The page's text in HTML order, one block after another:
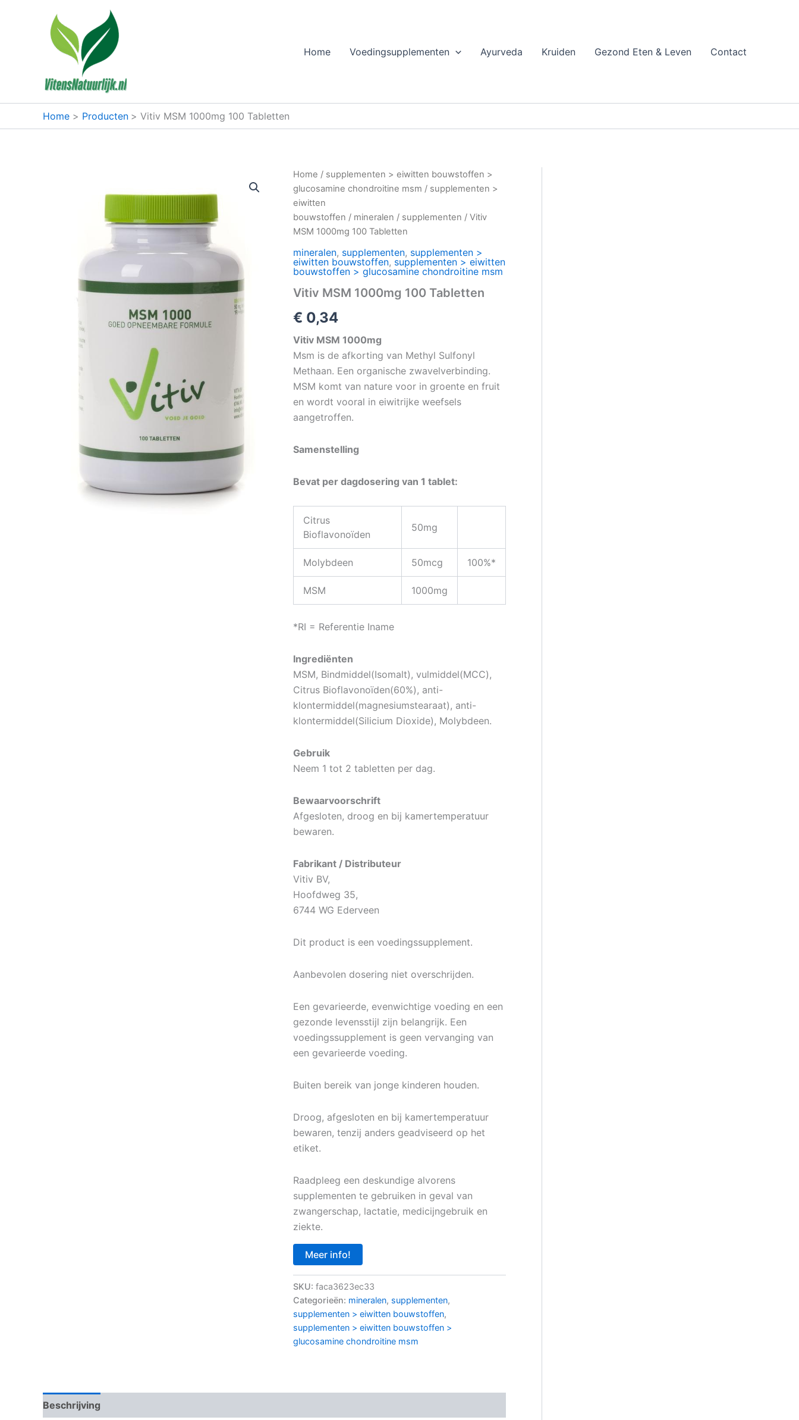
Home Voedingsupplementen Ayurveda Kruiden Gezond Eten & Leven Contact
Home Producten Vitiv MSM 1000mg 100 Tabletten
Home / supplementen > eiwitten bouwstoffen >
glucosamine chondroitine msm / supplementen >
eiwitten
bouwstoffen / mineralen / supplementen / Vitiv
MSM 1000mg 100 Tabletten
mineralen, supplementen, supplementen >
eiwitten bouwstoffen, supplementen > eiwitten
bouwstoffen > glucosamine chondroitine msm
Vitiv MSM 1000mg 100 Tabletten
€ 0,34
Vitiv MSM 1000mg
Msm is de afkorting van Methyl Sulfonyl
Methaan. Een organische zwavelverbinding.
MSM komt van nature voor in groente en fruit
en wordt vooral in eiwitrijke weefsels
aangetroffen.
Samenstelling
Bevat per dagdosering van 1 tablet:
Citrus
Bioflavonoïden
50mg
Molybdeen 50mcg 100%*
MSM 1000mg
*RI = Referentie Iname
Ingrediënten
MSM, Bindmiddel(Isomalt), vulmiddel(MCC),
Citrus Bioflavonoïden(60%), anti-
klontermiddel(magnesiumstearaat), anti-
klontermiddel(Silicium Dioxide), Molybdeen.
Gebruik
Neem 1 tot 2 tabletten per dag.
Bewaarvoorschrift
Afgesloten, droog en bij kamertemperatuur
bewaren.
Fabrikant / Distributeur
Vitiv BV,
Hoofdweg 35,
6744 WG Ederveen
Dit product is een voedingssupplement.
Aanbevolen dosering niet overschrijden.
Een gevarieerde, evenwichtige voeding en een
gezonde levensstijl zijn belangrijk. Een
voedingssupplement is geen vervanging van
een gevarieerde voeding.
Buiten bereik van jonge kinderen houden.
Droog, afgesloten en bij kamertemperatuur
bewaren, tenzij anders geadviseerd op het
etiket.
Raadpleeg een deskundige alvorens
supplementen te gebruiken in geval van
zwangerschap, lactatie, medicijngebruik en
ziekte.
Meer info!
SKU: faca3623ec33
Categorieën: mineralen, supplementen,
supplementen > eiwitten bouwstoffen,
supplementen > eiwitten bouwstoffen >
glucosamine chondroitine msm
Beschrijving